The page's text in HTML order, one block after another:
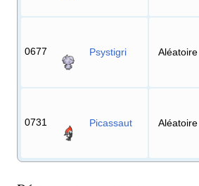
0677 Psystigri Aléatoire
0731 Picassaut Aléatoire